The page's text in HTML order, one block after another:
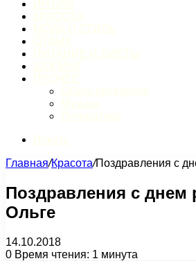
Главная/Красота/Поздравления с
Поздравления с днем
Ольге
14.10.2018
0 Время чтения: 1 минута